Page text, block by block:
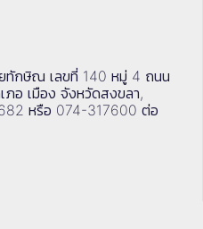
ทักษิณ เลขที่ 140 หมู่ 4 ถนน
ภอ เมือง จังหวัดสงขลา,
หรือ 074-317600 ต่อ